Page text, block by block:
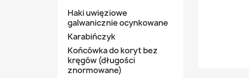
Haki uwięziowe
galwanicznie ocynkowane
Karabińczyk
Końcówka do koryt bez
kręgów (długości
znormowane)